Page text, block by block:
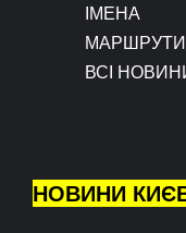
ІМЕНА
ВСІ
НОВИНИ